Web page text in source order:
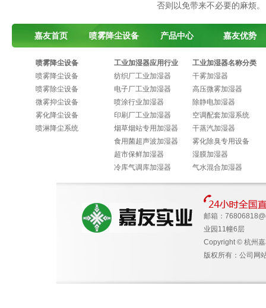
否则以免带来不必要的麻烦。
嘉友首页 喷雾降尘设备 产品中心 嘉友优势
喷雾降尘设备
喷雾降尘设备
喷雾除尘设备
微雾抑尘设备
雾化降尘设备
喷淋降尘系统
工业加湿器应用行业
纺织厂工业加湿器
电子厂工业加湿器
喷涂行业加湿器
印刷厂工业加湿器
烟草烟站专用加湿器
食用菌超声波加湿器
超市保鲜加湿器
冷库气调库加湿器
工业加湿器名称分类
干雾加湿器
高压微雾加湿器
除静电加湿器
空调配套加湿系统
干蒸汽加湿器
雾化除臭专用设备
湿膜加湿器
气水混合加湿器
邮箱：
业园11幢6层
Copyright © 杭州
版权所有：公司网